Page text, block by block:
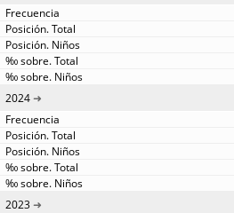
2024
2023